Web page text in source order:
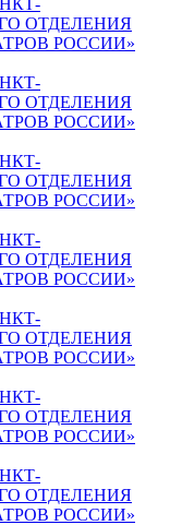
ОТДЕЛЕНИЯ
РОССИИ»
ОТДЕЛЕНИЯ
РОССИИ»
ОТДЕЛЕНИЯ
РОССИИ»
ОТДЕЛЕНИЯ
РОССИИ»
ОТДЕЛЕНИЯ
РОССИИ»
ОТДЕЛЕНИЯ
РОССИИ»
ОТДЕЛЕНИЯ
РОССИИ»